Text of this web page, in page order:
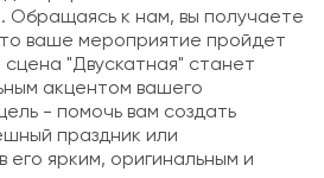
Обращаясь к нам, вы получаете
ваше мероприятие пройдет
"Двускатная" станет
акцентом вашего
- помочь вам создать
праздник или
его ярким, оригинальным и